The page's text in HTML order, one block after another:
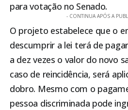
para votação no Senado.
- CONTINUA APÓS A
O projeto estabelece que o
descumprir a lei terá de
a dez vezes o valor do novo
caso de reincidência, será
dobro. Mesmo com o
pessoa discriminada pode